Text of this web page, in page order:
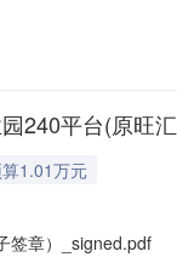
240平台(原旺
1.01万元
签章）_signed.pdf